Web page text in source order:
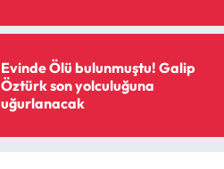
Evinde Ölü bulunmuştu! Galip
Öztürk son yolculuğuna
uğurlanacak